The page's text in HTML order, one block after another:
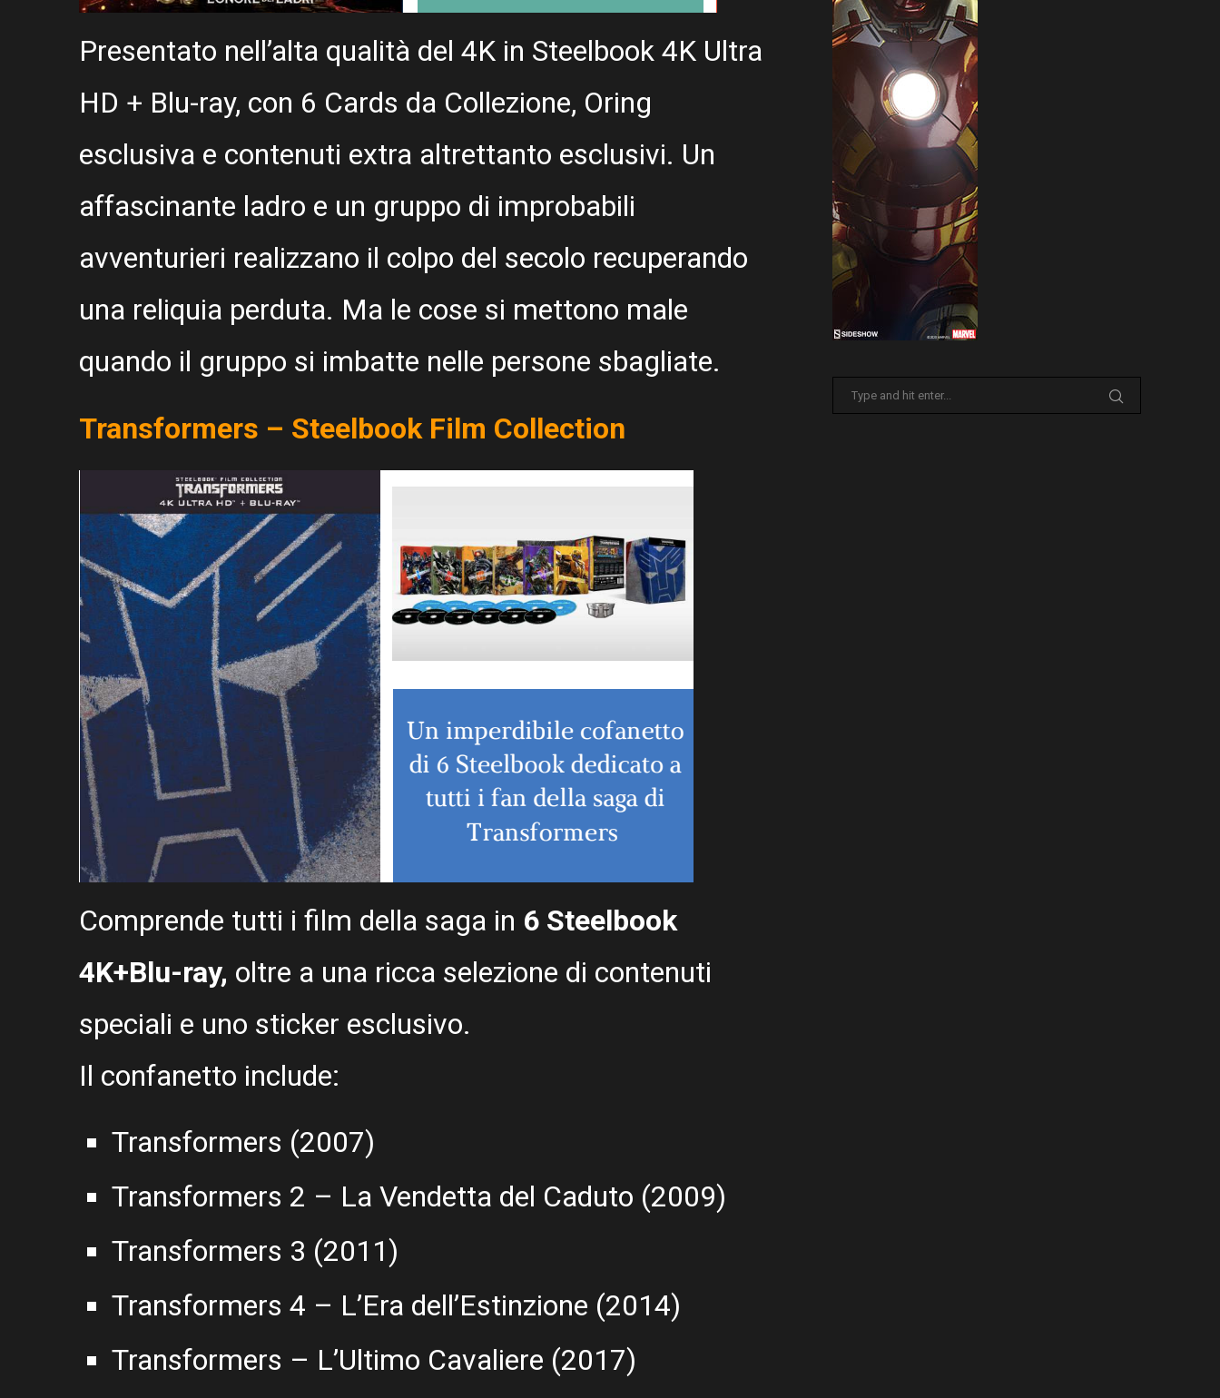
Presentato nell’alta qualità del 4K in Steelbook 4K Ultra
HD + Blu-ray, con 6 Cards da Collezione, Oring
esclusiva e contenuti extra altrettanto esclusivi. Un
affascinante ladro e un gruppo di improbabili
avventurieri realizzano il colpo del secolo recuperando
una reliquia perduta. Ma le cose si mettono male
quando il gruppo si imbatte nelle persone sbagliate.
Transformers – Steelbook Film Collection
Comprende tutti i film della saga in 6 Steelbook
4K+Blu-ray, oltre a una ricca selezione di contenuti
speciali e uno sticker esclusivo.
Il confanetto include:
Transformers (2007)
Transformers 2 – La Vendetta del Caduto (2009)
Transformers 3 (2011)
Transformers 4 – L’Era dell’Estinzione (2014)
Transformers – L’Ultimo Cavaliere (2017)